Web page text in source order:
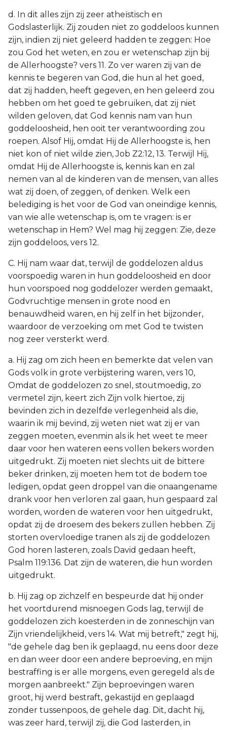
d. In dit alles zijn zij zeer atheïstisch en
Godslasterlijk. Zij zouden niet zo goddeloos kunnen
zijn, indien zij niet geleerd hadden te zeggen: Hoe
zou God het weten, en zou er wetenschap zijn bij
de Allerhoogste? vers 11. Zo ver waren zij van de
kennis te begeren van God, die hun al het goed,
dat zij hadden, heeft gegeven, en hen geleerd zou
hebben om het goed te gebruiken, dat zij niet
wilden geloven, dat God kennis nam van hun
goddeloosheid, hen ooit ter verantwoording zou
roepen. Alsof Hij, omdat Hij de Allerhoogste is, hen
niet kon of niet wilde zien, Job Z2:12, 13. Terwijl Hij,
omdat Hij de Allerhoogste is, kennis kan en zal
nemen van al de kinderen van de mensen, van alles
wat zij doen, of zeggen, of denken. Welk een
belediging is het voor de God van oneindige kennis,
van wie alle wetenschap is, om te vragen: is er
wetenschap in Hem? Wel mag hij zeggen: Zie, deze
zijn goddeloos, vers 12.
C. Hij nam waar dat, terwijl de goddelozen aldus
voorspoedig waren in hun goddeloosheid en door
hun voorspoed nog goddelozer werden gemaakt,
Godvruchtige mensen in grote nood en
benauwdheid waren, en hij zelf in het bijzonder,
waardoor de verzoeking om met God te twisten
nog zeer versterkt werd.
a. Hij zag om zich heen en bemerkte dat velen van
Gods volk in grote verbijstering waren, vers 10,
Omdat de goddelozen zo snel, stoutmoedig, zo
vermetel zijn, keert zich Zijn volk hiertoe, zij
bevinden zich in dezelfde verlegenheid als die,
waarin ik mij bevind, zij weten niet wat zij er van
zeggen moeten, evenmin als ik het weet te meer
daar voor hen wateren eens vollen bekers worden
uitgedrukt. Zij moeten niet slechts uit de bittere
beker drinken, zij moeten hem tot de bodem toe
ledigen, opdat geen droppel van die onaangename
drank voor hen verloren zal gaan, hun gespaard zal
worden, worden de wateren voor hen uitgedrukt,
opdat zij de droesem des bekers zullen hebben. Zij
storten overvloedige tranen als zij de goddelozen
God horen lasteren, zoals David gedaan heeft,
Psalm 119:136. Dat zijn de wateren, die hun worden
uitgedrukt.
b. Hij zag op zichzelf en bespeurde dat hij onder
het voortdurend misnoegen Gods lag, terwijl de
goddelozen zich koesterden in de zonneschijn van
Zijn vriendelijkheid, vers 14. Wat mij betreft," zegt hij,
"de gehele dag ben ik geplaagd, nu eens door deze
en dan weer door een andere beproeving, en mijn
bestraffing is er alle morgens, even geregeld als de
morgen aanbreekt." Zijn beproevingen waren
groot, hij werd bestraft, gekastijd en geplaagd
zonder tussenpoos, de gehele dag. Dit, dacht hij,
was zeer hard, terwijl zij, die God lasterden, in